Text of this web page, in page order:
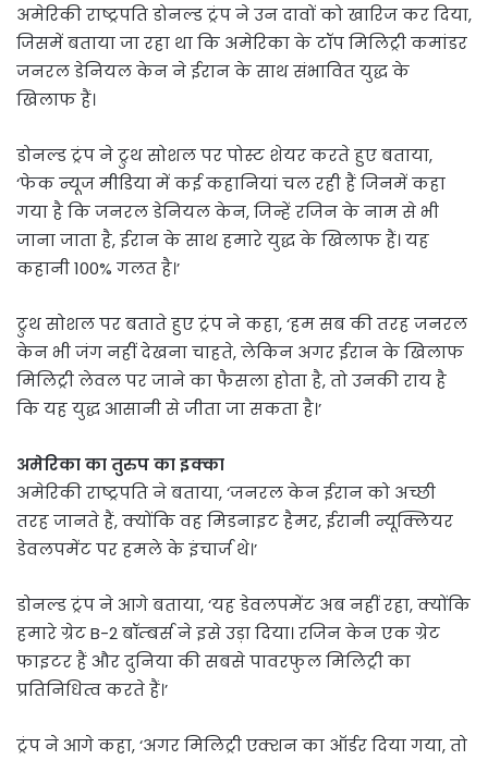
अमेरिकी राष्ट्रपति डोनल्ड ट्रंप ने उन दावों को खारिज कर दिया,
जिसमें बताया जा रहा था कि अमेरिका के टॉप मिलिट्री कमांडर
जनरल डेनियल केन ने ईरान के साथ संभावित युद्ध के
खिलाफ हैं।
डोनल्ड ट्रंप ने ट्रुथ सोशल पर पोस्ट शेयर करते हुए बताया,
‘फेक न्यूज मीडिया में कई कहानियां चल रही हैं जिनमें कहा
गया है कि जनरल डेनियल केन, जिन्हें रजिन के नाम से भी
जाना जाता है, ईरान के साथ हमारे युद्ध के खिलाफ हैं। यह
कहानी 100% गलत है।’
ट्रुथ सोशल पर बताते हुए ट्रंप ने कहा, ‘हम सब की तरह जनरल
केन भी जंग नहीं देखना चाहते, लेकिन अगर ईरान के खिलाफ
मिलिट्री लेवल पर जाने का फैसला होता है, तो उनकी राय है
कि यह युद्ध आसानी से जीता जा सकता है।’
अमेरिका का तुरुप का इक्का
अमेरिकी राष्ट्रपति ने बताया, ‘जनरल केन ईरान को अच्छी
तरह जानते हैं, क्योंकि वह मिडनाइट हैमर, ईरानी न्यूक्लियर
डेवलपमेंट पर हमले के इंचार्ज थे।’
डोनल्ड ट्रंप ने आगे बताया, ‘यह डेवलपमेंट अब नहीं रहा, क्योंकि
हमारे ग्रेट B-2 बॉम्बर्स ने इसे उड़ा दिया। रजिन केन एक ग्रेट
फाइटर हैं और दुनिया की सबसे पावरफुल मिलिट्री का
प्रतिनिधित्व करते हैं।’
ट्रंप ने आगे कहा, ‘अगर मिलिट्री एक्शन का ऑर्डर दिया गया, तो